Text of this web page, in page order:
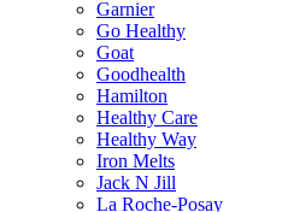
Garnier
Go Healthy
Goat
Goodhealth
Hamilton
Healthy Care
Healthy Way
Iron Melts
Jack N Jill
La Roche-Posay